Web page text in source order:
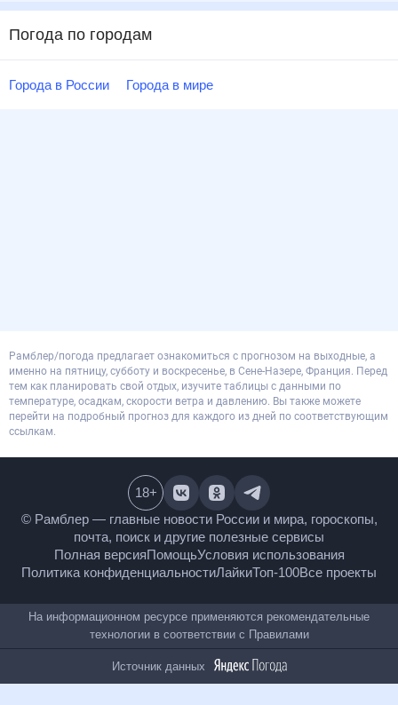
Погода по городам
Города в России Города в мире
Рамблер/погода предлагает ознакомиться с прогнозом на выходные, а
именно на пятницу, субботу и воскресенье, в Сене-Назере, Франция. Перед
тем как планировать свой отдых, изучите таблицы с данными по
температуре, осадкам, скорости ветра и давлению. Вы также можете
перейти на подробный прогноз для каждого из дней по соответствующим
ссылкам.
© Рамблер — главные новости России и мира,
гороскопы, почта, поиск и другие полезные сервисы
Полная версияПомощьУсловия использования
Политика конфиденциальностиЛайкиТоп-100
18+
На информационном ресурсе применяются
рекомендательные технологии в соответствии сПравилами
Источник данных